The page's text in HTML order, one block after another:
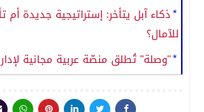
ذكاء آبل يتأخر: إستراتيجية جديدة أم
للآمال؟
"وصلة" تُطلق منصّة عربية مجانية